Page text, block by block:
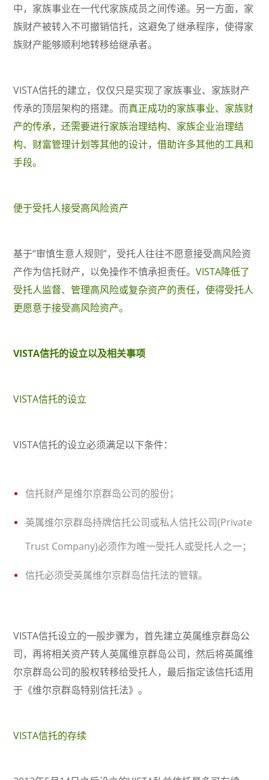
中，家族事业在一代代家族成员之间传递。另一方面，家
族财产被转入不可撤销信托，这避免了继承程序，使得家
族财产能够顺利地转移给继承者。
VISTA信托的建立，仅仅只是实现了家族事业、家族财产
传承的顶层架构的搭建。而真正成功的家族事业、家族财
产的传承，还需要进行家族治理结构、家族企业治理结
构、财富管理计划等其他的设计，借助许多其他的工具和
手段。
便于受托人接受高风险资产
基于“审慎生意人规则”，受托人往往不愿意接受高风险资
产作为信托财产，以免操作不慎承担责任。VISTA降低了
受托人监督、管理高风险或复杂资产的责任，使得受托人
更愿意于接受高风险资产。
VISTA信托的设立以及相关事项
VISTA信托的设立
VISTA信托的设立必须满足以下条件：
信托财产是维尔京群岛公司的股份；
英属维尔京群岛持牌信托公司或私人信托公司(Private
Trust Company)必须作为唯一受托人或受托人之一；
信托必须受英属维尔京群岛信托法的管辖。
VISTA信托设立的一般步骤为，首先建立英属维京群岛公
司，再将相关资产转人英属维京群岛公司，然后将英属维
尔京群岛公司的股权转移给受托人，最后指定该信托适用
于《维尔京群岛特别信托法》。
VISTA信托的存续